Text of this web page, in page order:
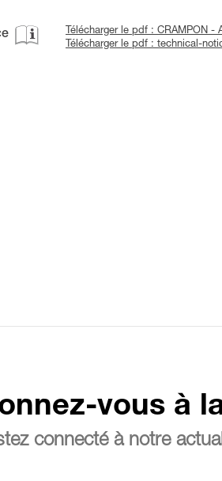
Télécharger le pdf : CRAMPON -
Télécharger le pdf : technical-
vous à
connecté à notre